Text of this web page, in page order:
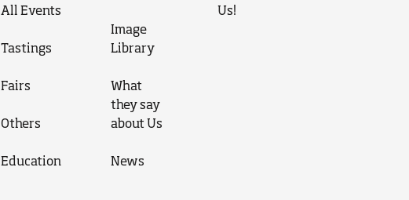
All Events
Tastings
Fairs
Others
Education
Image
Library
What
they say
about Us
News
Us!